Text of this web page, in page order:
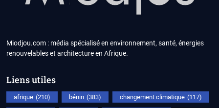
Miodjou.com : média spécialisé en environnement, santé, énergies
renouvelables et architecture en Afrique.
Liens utiles
afrique (210) bénin (383) changement climatique (117)